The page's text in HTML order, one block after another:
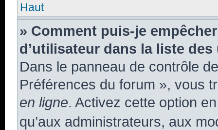
Haut
» Comment puis-je
d’utilisateur dans la liste
Dans le panneau de contrôle
Préférences du forum », vous
en ligne. Activez cette option
qu’aux administrateurs, aux